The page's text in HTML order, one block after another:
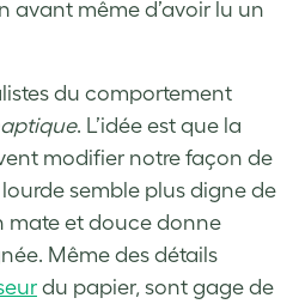
avant même d’avoir lu un
du comportement
. L’idée est que la
modifier notre façon de
semble plus digne de
mate et douce donne
Même des détails
du papier, sont gage de